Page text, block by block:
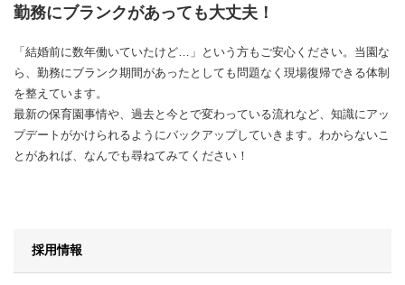
勤務にブランクがあっても大丈夫！
「結婚前に数年働いていたけど…」という方もご安心ください。当園な
ら、勤務にブランク期間があったとしても問題なく現場復帰できる体制
を整えています。
最新の保育園事情や、過去と今とで変わっている流れなど、知識にアッ
プデートがかけられるようにバックアップしていきます。わからないこ
とがあれば、なんでも尋ねてみてください！
採用情報